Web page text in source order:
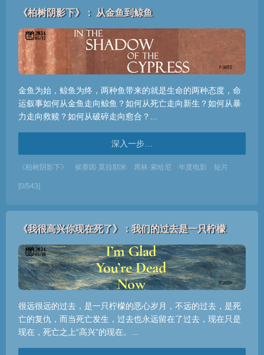
《柏树阴影下》： 从金鱼到鲸鱼
金鱼为始，鲸鱼为终，两种鱼带来的就是生命的两种态度，命
运叙事如何从金鱼走向鲸鱼？如何从死亡走向新生？如何从暴
力走向救赎？如何从破碎走向愈合？...
深入一步…
《柏树阴影下》 侯赛因·莫拉耶米 席林·索哈尼 年度电影 短片
[0/543]
《我很高兴你现在死了》：我们的过去是一只柠檬
很远很远的过去，是一只柠檬的恶心岁月，不远的过去，是死
亡的复仇，而当死亡发生，过去也永远留在了过去，现在只是
现在，死亡之上“高兴”的现在。...